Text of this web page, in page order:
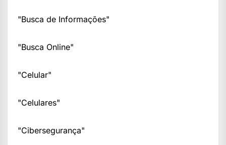
"Busca de Informações"
"Busca Online"
"Celular"
"Celulares"
"Cibersegurança"